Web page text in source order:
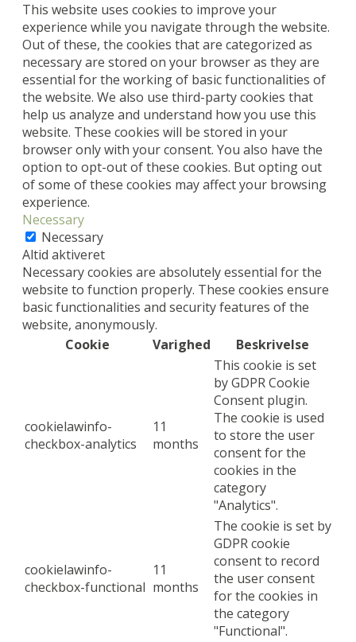
This website uses cookies to improve your
experience while you navigate through the website.
Out of these, the cookies that are categorized as
necessary are stored on your browser as they are
essential for the working of basic functionalities of
the website. We also use third-party cookies that
help us analyze and understand how you use this
website. These cookies will be stored in your
browser only with your consent. You also have the
option to opt-out of these cookies. But opting out
of some of these cookies may affect your browsing
experience.
Necessary
Necessary
Altid aktiveret
Necessary cookies are absolutely essential for the
website to function properly. These cookies ensure
basic functionalities and security features of the
website, anonymously.
Cookie
Varighed Beskrivelse
cookielawinfo-
checkbox-analytics
11
months
This cookie is set
by GDPR Cookie
Consent plugin.
The cookie is used
to store the user
consent for the
cookies in the
category
"Analytics".
cookielawinfo-
checkbox-functional
11
months
The cookie is set by
GDPR cookie
consent to record
the user consent
for the cookies in
the category
"Functional".